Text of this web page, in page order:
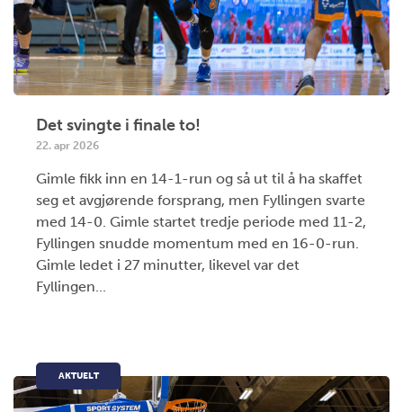
Det svingte i finale to!
22. apr 2026
Gimle fikk inn en 14-1-run og så ut til å ha skaffet
seg et avgjørende forsprang, men Fyllingen svarte
med 14-0. Gimle startet tredje periode med 11-2,
Fyllingen snudde momentum med en 16-0-run.
Gimle ledet i 27 minutter, likevel var det
Fyllingen...
AKTUELT